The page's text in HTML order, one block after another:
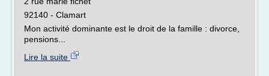
92140 - Clamart
Mon activité dominante est le droit de la famille : divorce,
pensions...
Lire la suite